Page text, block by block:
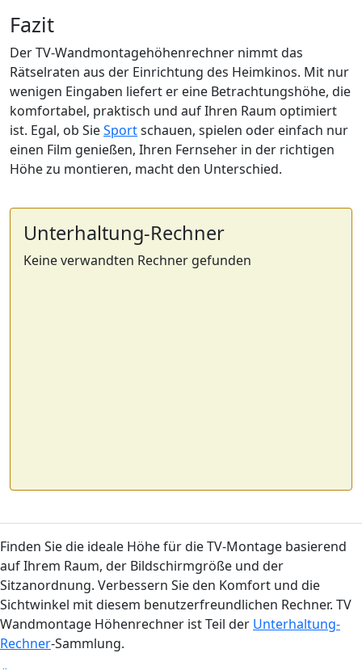
Fazit
Der TV-Wandmontagehöhenrechner nimmt das
Rätselraten aus der Einrichtung des Heimkinos. Mit nur
wenigen Eingaben liefert er eine Betrachtungshöhe, die
komfortabel, praktisch und auf Ihren Raum optimiert
ist. Egal, ob SieSportschauen, spielen oder einfach nur
einen Film genießen, Ihren Fernseher in der richtigen
Höhe zu montieren, macht den Unterschied.
Unterhaltung-Rechner
Keine verwandten Rechner gefunden
Finden Sie die ideale Höhe für die TV-Montage basierend
auf Ihrem Raum, der Bildschirmgröße und der
Sitzanordnung. Verbessern Sie den Komfort und die
Sichtwinkel mit diesem benutzerfreundlichen Rechner. TV
Wandmontage Höhenrechner ist Teil der Unterhaltung-
Rechner-Sammlung.